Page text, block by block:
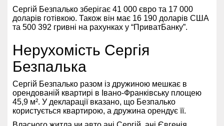
Сергій Безпалько зберігає 41 000 євро та 17 000
доларів готівкою. Також він має 16 190 доларів США
та 500 392 гривні на рахунках у “ПриватБанку”.
Нерухомість Сергія
Безпалька
Сергій Безпалько разом із дружиною мешкає в
орендованій квартирі в Івано-Франківську площею
45,9 м². У декларації вказано, що Безпалько
користується квартирою, а дружина орендує її.